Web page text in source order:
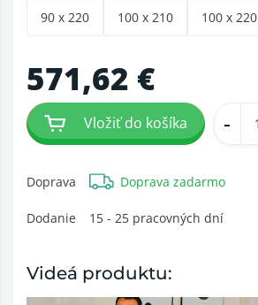
90 x 220 100 x 210 100 x 220
571,62 €
Vložiť do košíka -
Doprava Doprava zadarmo
Dodanie 15 - 25 pracovných dní
Videá produktu: